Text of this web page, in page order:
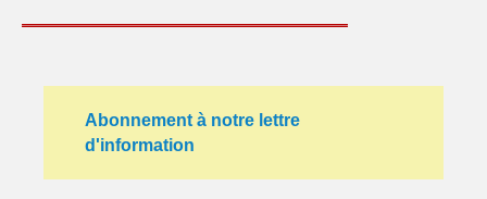
Abonnement à notre lettre
d'information